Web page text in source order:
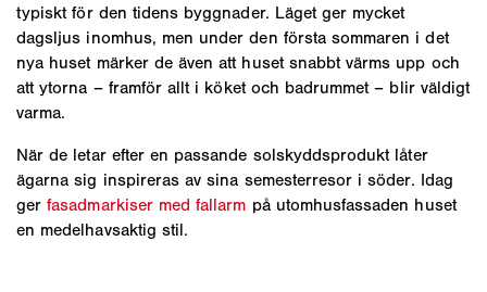
typiskt för den tidens byggnader. Läget ger mycket
dagsljus inomhus, men under den första sommaren i det
nya huset märker de även att huset snabbt värms upp och
att ytorna – framför allt i köket och badrummet – blir väldigt
varma.
När de letar efter en passande solskyddsprodukt låter
ägarna sig inspireras av sina semesterresor i söder. Idag
gerfasadmarkiser med fallarm på utomhusfassaden huset
en medelhavsaktig stil.